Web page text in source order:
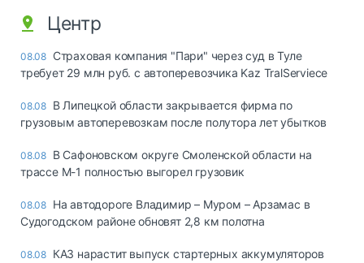
Центр
08.08 Страховая компания "Пари" через суд в Туле
требует 29 млн руб. с автоперевозчика Kaz TralServiece
08.08 В Липецкой области закрывается фирма по
грузовым автоперевозкам после полутора лет убытков
08.08 В Сафоновском округе Смоленской области на
трассе М-1 полностью выгорел грузовик
08.08 На автодороге Владимир – Муром – Арзамас в
Судогодском районе обновят 2,8 км полотна
08.08 КАЗ нарастит выпуск стартерных аккумуляторов